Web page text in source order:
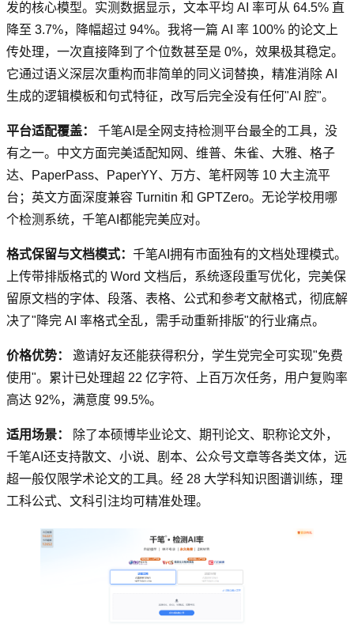
发的核心模型。实测数据显示，文本平均 AI 率可从 64.5% 直
降至 3.7%，降幅超过 94%。我将一篇 AI 率 100% 的论文上
传处理，一次直接降到了个位数甚至是 0%，效果极其稳定。
它通过语义深层次重构而非简单的同义词替换，精准消除 AI
生成的逻辑模板和句式特征，改写后完全没有任何"AI 腔"。
平台适配覆盖：
千笔AI是全网支持检测平台最全的工具，没
有之一。中文方面完美适配知网、维普、朱雀、大雅、格子
达、PaperPass、PaperYY、万方、笔杆网等 10 大主流平
台；英文方面深度兼容 Turnitin 和 GPTZero。无论学校用哪
个检测系统，千笔AI都能完美应对。
格式保留与文档模式： 千笔AI拥有市面独有的文档处理模式。
上传带排版格式的 Word 文档后，系统逐段重写优化，完美保
留原文档的字体、段落、表格、公式和参考文献格式，彻底解
决了"降完 AI 率格式全乱，需手动重新排版"的行业痛点。
价格优势：
邀请好友还能获得积分，学生党完全可实现"免费
使用"。累计已处理超 22 亿字符、上百万次任务，用户复购率
高达 92%，满意度 99.5%。
适用场景：
除了本硕博毕业论文、期刊论文、职称论文外，
千笔AI还支持散文、小说、剧本、公众号文章等各类文体，远
超一般仅限学术论文的工具。经 28 大学科知识图谱训练，理
工科公式、文科引注均可精准处理。